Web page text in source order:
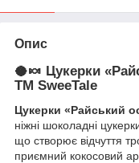
Опис
🥥🍬 Цукерки
ТМ SweeTale
Цукерки «Райський
ніжні шоколадні
що створює відчуття
приємний кокосовий